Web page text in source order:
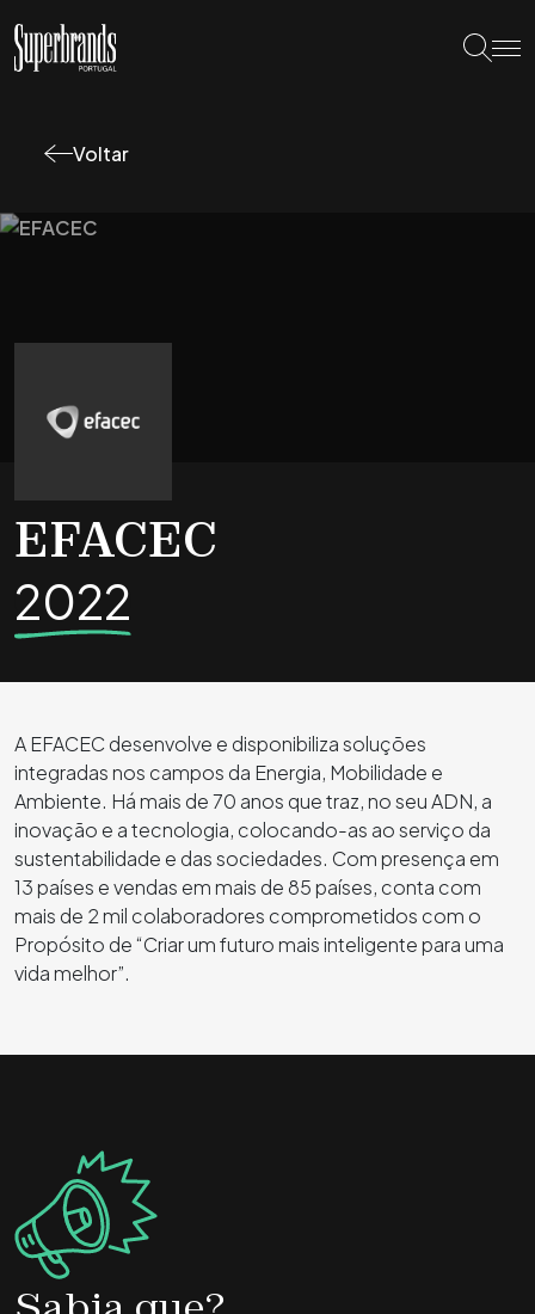
Voltar
EFACEC
2022
A EFACEC desenvolve e disponibiliza soluções
integradas nos campos da Energia, Mobilidade e
Ambiente. Há mais de 70 anos que traz, no seu ADN, a
inovação e a tecnologia, colocando-as ao serviço da
sustentabilidade e das sociedades. Com presença em
13 países e vendas em mais de 85 países, conta com
mais de 2 mil colaboradores comprometidos com o
Propósito de “Criar um futuro mais inteligente para uma
vida melhor”.